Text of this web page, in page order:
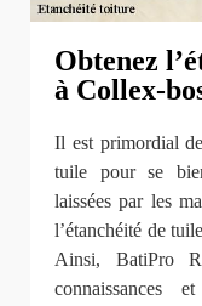
Obtenez
à Collex-
Il est primordial
tuile pour se
laissées par les
l’étanchéité de
Ainsi, BatiPro
connaissances